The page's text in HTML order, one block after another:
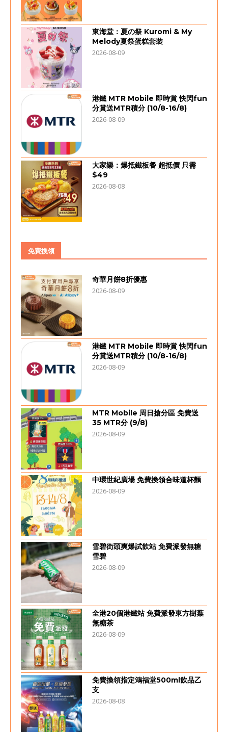
東海堂：夏の祭 Kuromi & My
Melody夏祭蛋糕套裝
2026-08-09
港鐵 MTR Mobile 即時賞 快閃fun
分賞送MTR積分 (10/8-16/8)
2026-08-09
大家樂：爆抵鐵板餐 超抵價 只需
$49
2026-08-08
免費換領
奇華月餅8折優惠
2026-08-09
港鐵 MTR Mobile 即時賞 快閃fun
分賞送MTR積分 (10/8-16/8)
2026-08-09
MTR Mobile 周日搶分區 免費送
35 MTR分 (9/8)
2026-08-09
中環世紀廣場 免費換領合味道杯麵
2026-08-09
雪碧街頭爽爆試飲站 免費派發無糖
雪碧
2026-08-09
全港20個港鐵站 免費派發東方樹葉
無糖茶
2026-08-09
免費換領指定鴻福堂500ml飲品乙
支
2026-08-08